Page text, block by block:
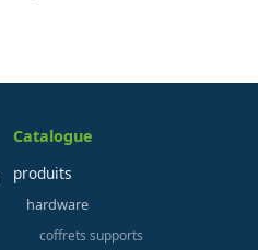
Catalogue
produits
hardware
coffrets supports